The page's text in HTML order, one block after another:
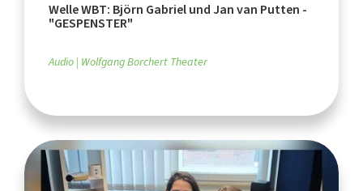
Welle WBT: Björn Gabriel und Jan van Putten -
"GESPENSTER"
Audio Wolfgang Borchert Theater